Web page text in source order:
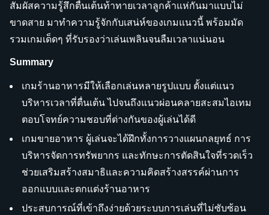
สัมผัสความรู้สึกตื่นเต้นท้าทายเวลาลูกค้าแห่กันมาแบบไม่
ขาดสาย มาทำความรู้จักกับเสน่ห์ของเกมแนวนี้ พร้อมมัด
รวมเกมเด็ดๆ ที่รับรองว่าเล่นเพลินจนลืมเวลาแน่นอน
Summary
เกมร้านอาหารมีให้เลือกเล่นหลายรูปแบบ ตั้งแต่แนว
บริหารเวลาที่ตื่นเต้น ไปจนถึงแนวผ่อนคลายสะสมไอเทม
ตอบโจทย์ความชอบที่ต่างกันของผู้เล่นได้ดี
เกมขายอาหาร ผู้เล่นจะได้ฝึกทั้งการวางแผนกลยุทธ์ การ
บริหารจัดการทรัพยากร และทักษะการตัดสินใจที่รวดเร็ว
ช่วยเสริมสร้างสมาธิและความคิดสร้างสรรค์ผ่านการ
ออกแบบและตกแต่งร้านอาหาร
ประสบการณ์ที่เข้าถึงง่ายด้วยระบบการเล่นที่ไม่ซับซ้อน